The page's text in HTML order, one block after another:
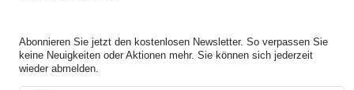
Abonnieren Sie jetzt den kostenlosen Newsletter. So verpassen Sie
keine Neuigkeiten oder Aktionen mehr. Sie können sich jederzeit
wieder abmelden.